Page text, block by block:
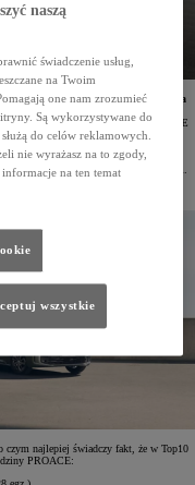
i dostawcze pojazdy marki Toyota
okresem 2024 roku. W dziesiątce
z rodziny PROACE – PROACE
aut z napędem elektrycznym udział
24,2%.
samochody z linii Toyota Professional.
w tym czasie wzrósł o 15,5%,
producenta.
czym najlepiej świadczy fakt, że w Top10
PROACE:
naszą
świadczenie usług,
na Twoim
one nam zrozumieć
Są wykorzystywane do
do celów reklamowych.
nie wyrażasz na to zgody,
informacje na ten temat
wszystkie